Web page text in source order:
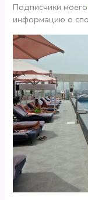
Подписчики моего
информацию о